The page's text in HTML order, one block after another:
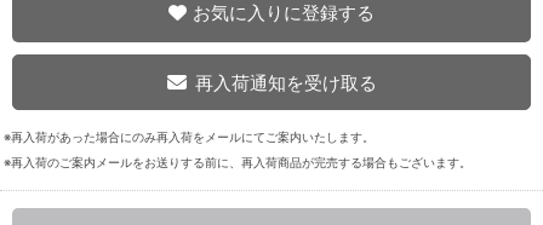
お気に入りに登録する
再入荷通知を受け取る
※再入荷があった場合にのみ再入荷をメールにてご案内いたします。
※再入荷のご案内メールをお送りする前に、再入荷商品が完売する場合もございます。